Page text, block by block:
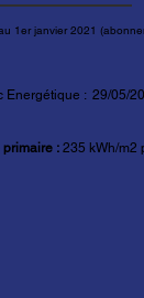
1er janvier 2021
Energétique : 29/05/
: 235 kWh/